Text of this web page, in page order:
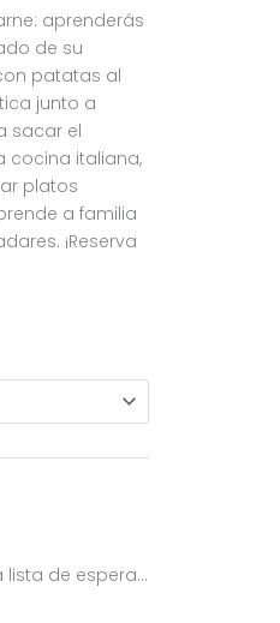
aprenderás
de su
patatas al
junto a
sacar el
cocina italiana,
platos
a familia
¡Reserva
lista de espera…